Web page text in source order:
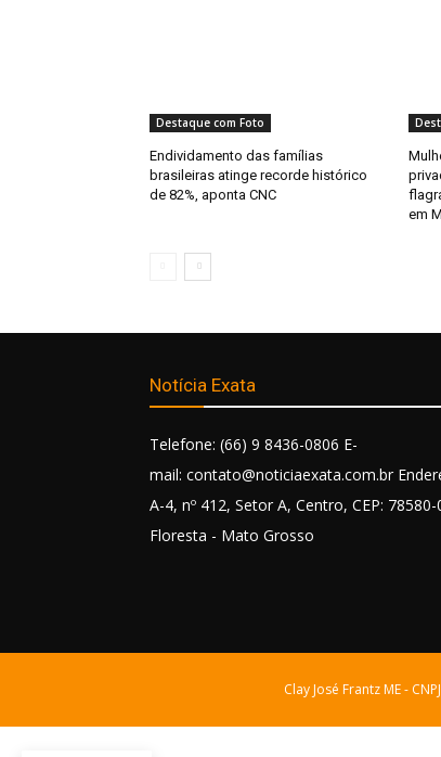
Destaque com Foto
Endividamento das famílias
brasileiras atinge recorde histórico
de 82%, aponta CNC
em
Notícia Exata
Telefone: (66) 9 8436-0806 E-
mail: contato@noticiaexata.com.br
A-4, nº 412, Setor A, Centro, CEP:
Floresta - Mato Grosso
Clay José Frantz ME -